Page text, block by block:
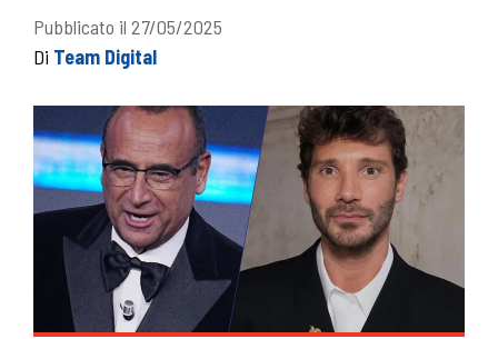
Pubblicato il 27/05/2025
Di Team Digital